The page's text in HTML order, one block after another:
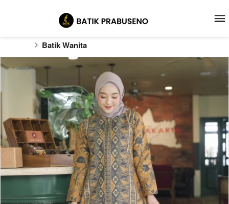
Batik Wanita